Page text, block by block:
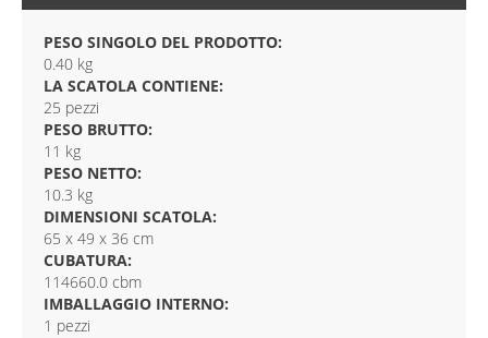
PESO SINGOLO DEL PRODOTTO:
0.40 kg
LA SCATOLA CONTIENE:
25 pezzi
PESO BRUTTO:
11 kg
PESO NETTO:
10.3 kg
DIMENSIONI SCATOLA:
65 x 49 x 36 cm
CUBATURA:
114660.0 cbm
IMBALLAGGIO INTERNO:
1 pezzi